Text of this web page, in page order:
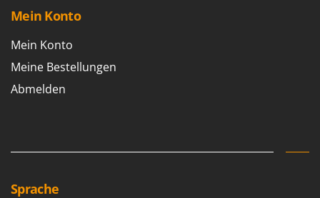
Mein Konto
Mein Konto
Meine Bestellungen
Abmelden
Sprache